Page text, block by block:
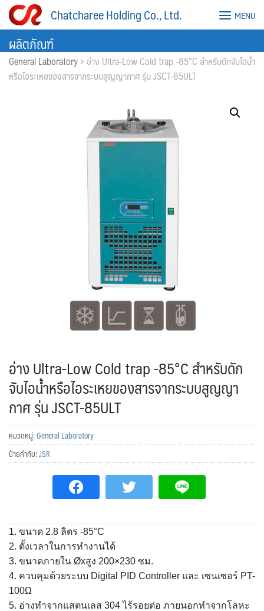
Skip
Chatcharee Holding Co., Ltd. MENU
ผลิตภัณฑ์
General Laboratory อ่าง Ultra-Low Cold trap -85°C สำหรับดักจับไอน้ำ
หรือไอระเหยของสารจากระบบสูญญากาศ รุ่น JSCT-85ULT
อ่าง Ultra-Low Cold trap -85°C สำหรับดัก
จับไอน้ำหรือไอระเหยของสารจากระบบสูญญา
กาศ รุ่น JSCT-85ULT
หมวดหมู่:General Laboratory
ป้ายกำกับ:JSR
1. ขนาด 2.8 ลิตร -85°C
2. ตั้งเวลาในการทำงานได้
3. ขนาดภายใน Øxสูง 200×230 ซม.
4. ควบคุมด้วยระบบ Digital PID Controller และ เซนเซอร์ PT-
100Ω
5. อ่างทำจากแสตนเลส 304 ไร้รอยต่อ ภายนอกทำจากโลหะ